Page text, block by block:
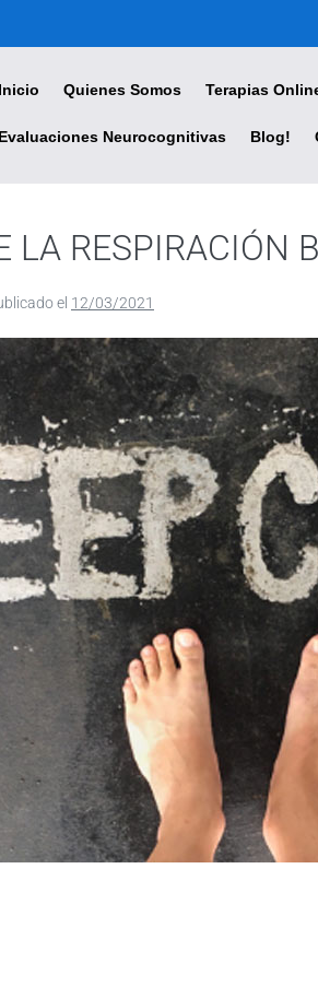
Inicio Quienes Somos Terapias
Evaluaciones Neurocognitivas Blog!
LA RESPIRACIÓN
el 12/03/2021